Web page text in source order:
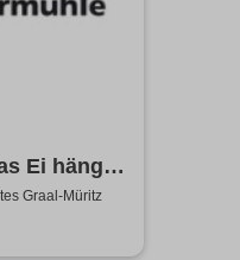
Ei hängt
Graal-Müritz